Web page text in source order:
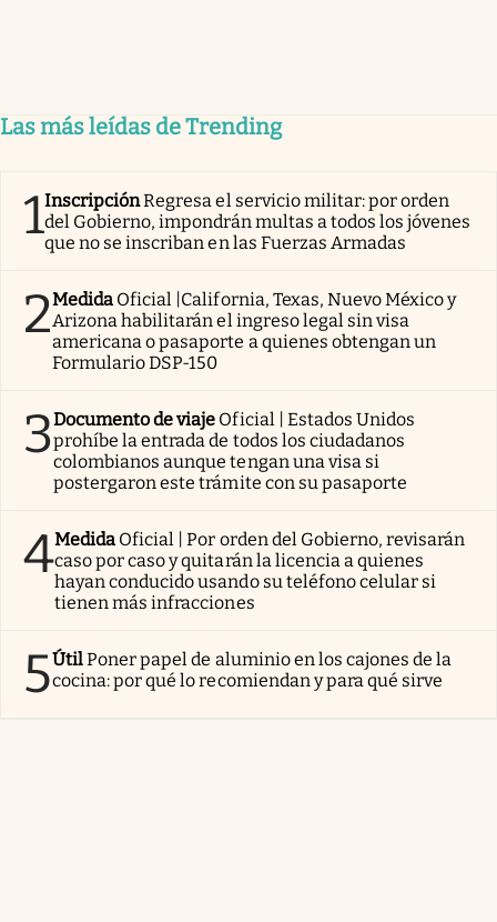
Las más leídas de Trending
1InscripciónRegresa el servicio militar: por orden
del Gobierno, impondrán multas a todos los jóvenes
que no se inscriban en las Fuerzas Armadas
2Medida Oficial |California, Texas, Nuevo México y
Arizona habilitarán el ingreso legal sin visa
americana o pasaporte a quienes obtengan un
Formulario DSP-150
3Documento de viaje Oficial | Estados Unidos
prohíbe la entrada de todos los ciudadanos
colombianos aunque tengan una visa si
postergaron este trámite con su pasaporte
4Medida Oficial | Por orden del Gobierno, revisarán
caso por caso y quitarán la licencia a quienes
hayan conducido usando su teléfono celular si
tienen más infracciones
5ÚtilPoner papel de aluminio en los cajones de la
cocina: por qué lo recomiendan y para qué sirve